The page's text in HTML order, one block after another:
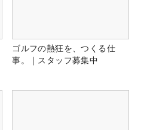
ゴルフの熱狂を、つくる仕
事。｜スタッフ募集中